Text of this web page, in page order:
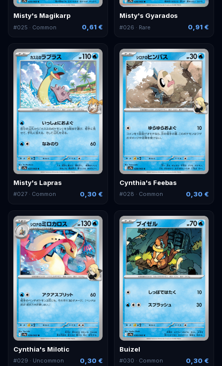
Misty's Magikarp
#025 · Common 0,61 €
Misty's Gyarados
#026 · Rare 0,91 €
Misty's Lapras
#027 · Common 0,30 €
Cynthia's Feebas
#028 · Common 0,30 €
Cynthia's Milotic
#029 · Uncommon 0,30 €
Buizel
#030 · Common 0,30 €